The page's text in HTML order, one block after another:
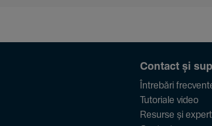
Contact și
Întrebări
Tutoriale video
Resurse și